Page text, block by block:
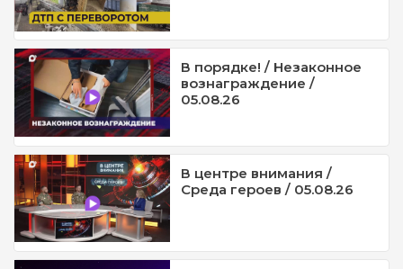
В порядке! / Незаконное
вознаграждение /
05.08.26
В центре внимания /
Среда героев / 05.08.26